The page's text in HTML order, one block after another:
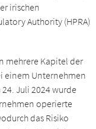
irischen
Authority (HPRA)
mehrere Kapitel der
einem Unternehmen
Juli 2024 wurde
operierte
das Risiko